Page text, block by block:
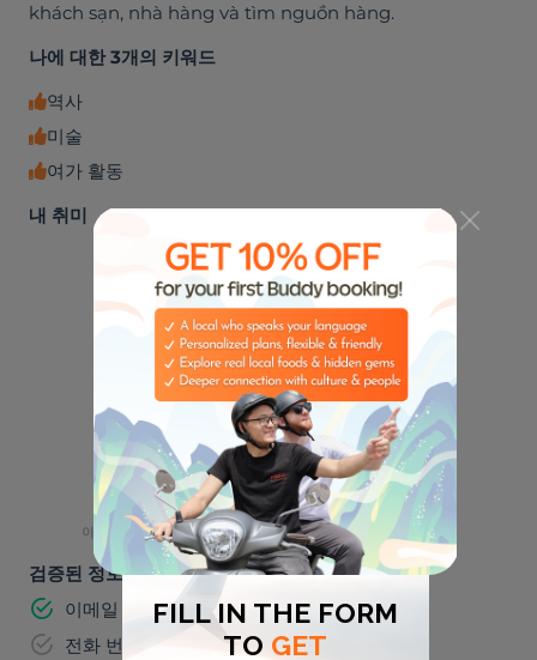
khách sạn, nhà hàng và tìm nguồn hàng.
나에 대한 3개의 키워드
역사
미술
여가 활동
내 취미
🏈 🌮
미식가들
⛺
야외 활동
🏭
실내 활동
👶
아이들과 잘 어울려요
검증된 정보
이메일 주소
전화 번호